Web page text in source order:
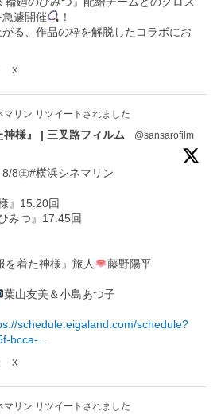
急遽開催
！
る、作品の枠を解脱したコラボにお
X
マリン リツイートされました
神様』 | 三叉路フィルム
@sansarofilm
8/8㊏#横浜シネマリン
』15:20回
みつ』17:45回
を着た神様』旅人
藤野陽平
葉山友美＆小島あつ子
schedule.eigaland.com/schedule?
bcca-...
X
マリン リツイートされました